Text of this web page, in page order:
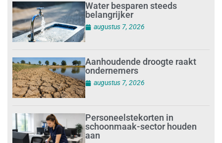
Water besparen steeds
belangrijker
augustus 7, 2026
Aanhoudende droogte raakt
ondernemers
augustus 7, 2026
Personeelstekorten in
schoonmaak-sector houden
aan